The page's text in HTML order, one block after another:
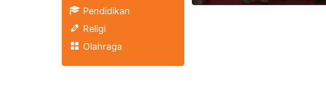
Pendidikan
Religi
Olahraga